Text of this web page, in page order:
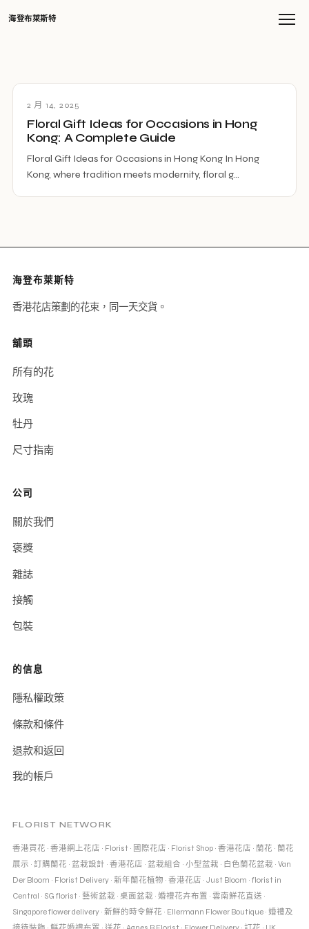
海登布萊斯特
2 月 14, 2025
Floral Gift Ideas for Occasions in Hong
Kong: A Complete Guide
Floral Gift Ideas for Occasions in Hong Kong In Hong
Kong, where tradition meets modernity, floral g…
海登布萊斯特
香港花店策劃的花束，同一天交貨。
舖頭
所有的花
玫瑰
牡丹
尺寸指南
公司
關於我們
褒獎
雜誌
接觸
包裝
的信息
隱私權政策
條款和條件
退款和返回
我的帳戶
FLORIST NETWORK
香港買花 · 香港網上花店 · Florist · 國際花店 · Florist Shop· 香港花店 · 蘭花 · 蘭花
展示 · 訂購蘭花 · 盆栽設計 · 香港花店 · 盆栽組合 · 小型盆栽 · 白色蘭花盆栽 · Van
Der Bloom · Florist Delivery· 新年蘭花植物 · 香港花店 · Just Bloom · florist in
Central · SG florist · 藝術盆栽 · 桌面盆栽 · 婚禮花卉布置 · 雲南鮮花直送 ·
Singapore flower delivery· 新鮮的時令鮮花 · Ellermann Flower Boutique· 婚禮及